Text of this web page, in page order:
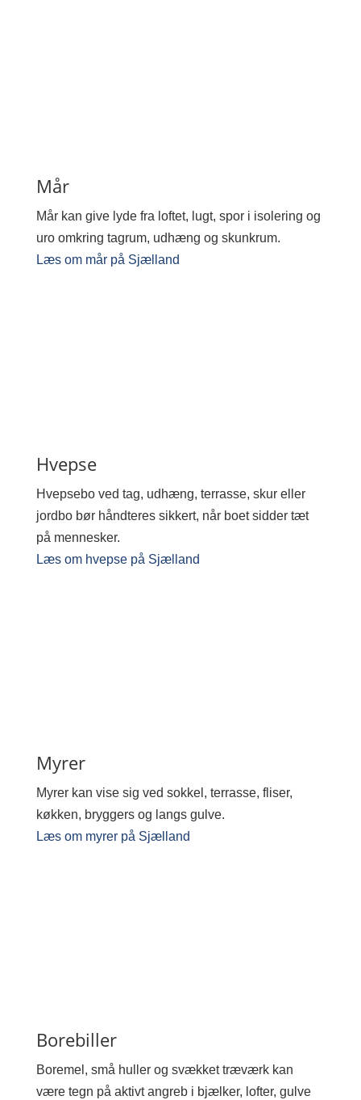
Mår
Mår kan give lyde fra loftet, lugt, spor i isolering og
uro omkring tagrum, udhæng og skunkrum.
Læs om mår på Sjælland
Hvepse
Hvepsebo ved tag, udhæng, terrasse, skur eller
jordbo bør håndteres sikkert, når boet sidder tæt
på mennesker.
Læs om hvepse på Sjælland
Myrer
Myrer kan vise sig ved sokkel, terrasse, fliser,
køkken, bryggers og langs gulve.
Læs om myrer på Sjælland
Borebiller
Boremel, små huller og svækket træværk kan
være tegn på aktivt angreb i bjælker, lofter, gulve